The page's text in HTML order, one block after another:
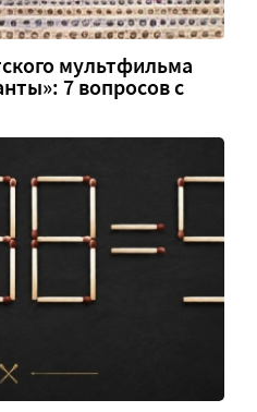
мультфильма
7 вопросов с